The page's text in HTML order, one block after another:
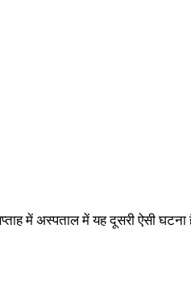
में अस्पताल में यह दूसरी ऐसी